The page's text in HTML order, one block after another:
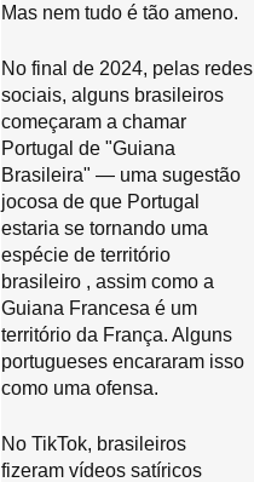
Mas nem tudo é tão ameno.
No final de 2024, pelas redes
sociais, alguns brasileiros
começaram a chamar
Portugal de "Guiana
Brasileira" — uma sugestão
jocosa de que Portugal
estaria se tornando uma
espécie de território
brasileiro , assim como a
Guiana Francesa é um
território da França. Alguns
portugueses encararam isso
como uma ofensa.
No TikTok, brasileiros
fizeram vídeos satíricos